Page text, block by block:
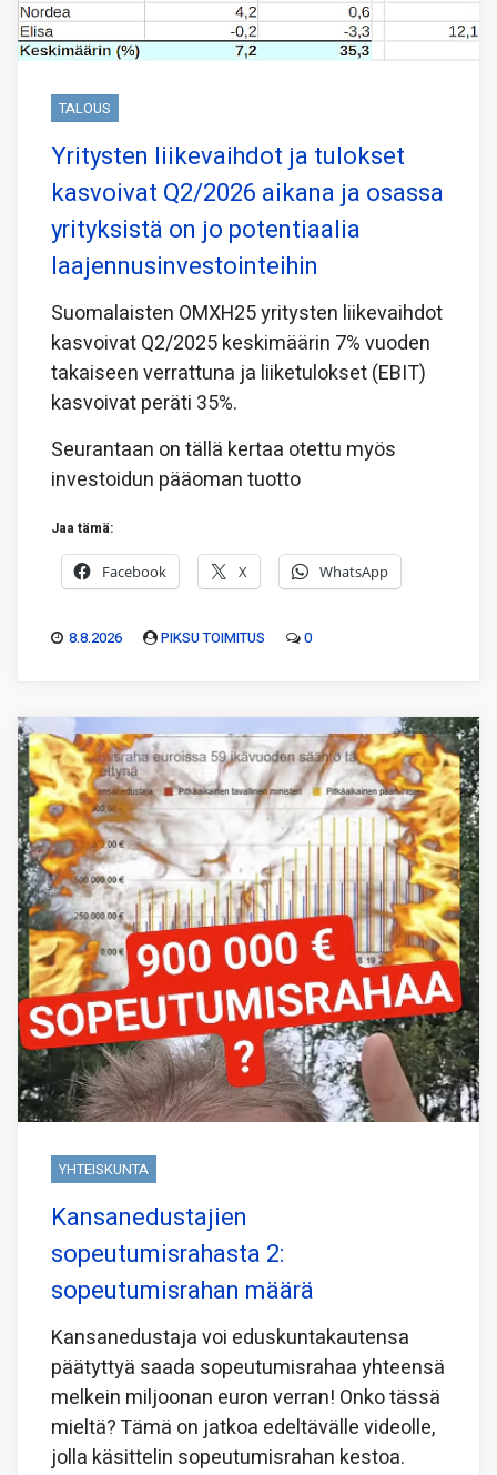
TALOUS
Yritysten liikevaihdot ja tulokset
kasvoivat Q2/2026 aikana ja osassa
yrityksistä on jo potentiaalia
laajennusinvestointeihin
Suomalaisten OMXH25 yritysten liikevaihdot
kasvoivat Q2/2025 keskimäärin 7% vuoden
takaiseen verrattuna ja liiketulokset (EBIT)
kasvoivat peräti 35%.
Seurantaan on tällä kertaa otettu myös
investoidun pääoman tuotto
Jaa tämä:
Facebook X WhatsApp
8.8.2026 PIKSU TOIMITUS 0
YHTEISKUNTA
Kansanedustajien
sopeutumisrahasta 2:
sopeutumisrahan määrä
Kansanedustaja voi eduskuntakautensa
päätyttyä saada sopeutumisrahaa yhteensä
melkein miljoonan euron verran! Onko tässä
mieltä? Tämä on jatkoa edeltävälle videolle,
jolla käsittelin sopeutumisrahan kestoa.